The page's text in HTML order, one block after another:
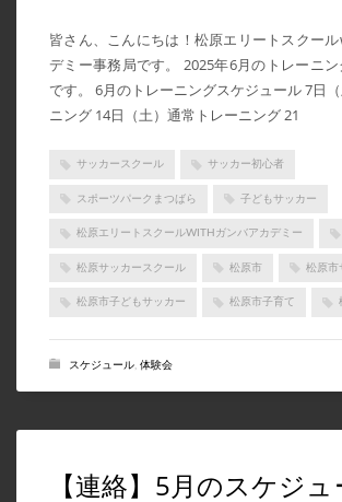
皆さん、こんにちは！松原エリートスクー
デミー事務局です。 2025年6月のトレーニ
です。 6月のトレーニングスケジュール 7日
ニング 14日（土）通常トレーニング 21
サッカースクール サッカー初心者
スポーツパークまつばら 子どもサッカー
松原エリートスクールWITHガンバアカデミー
松原サッカースクール 松原市 松原市
松原市子どもサッカー 松原市子育て
スケジュール 体験会
【連絡】5月のスケジ